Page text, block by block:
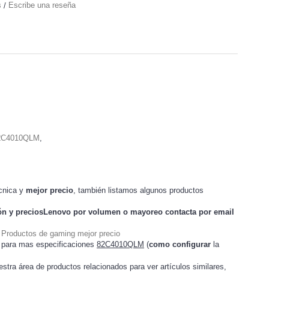
/ Escribe una reseña
,
y mejor precio, también listamos algunos productos
y preciosLenovo por volumen o mayoreo contacta por email
Productos de gaming mejor precio
mas especificaciones 82C4010QLM (como configurar la
área de productos relacionados para ver artículos similares